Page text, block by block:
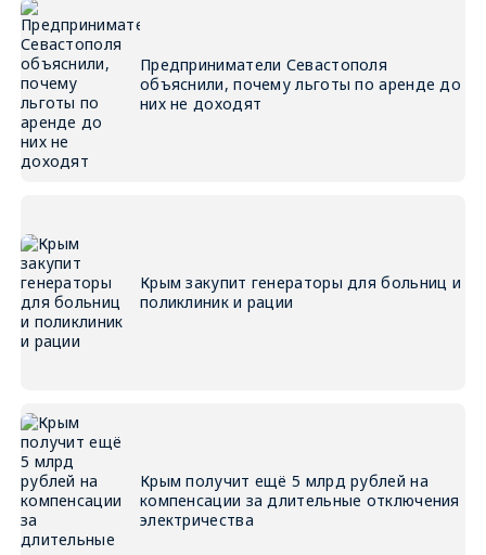
Предприниматели Севастополя
объяснили, почему льготы по аренде до
них не доходят
Крым закупит генераторы для больниц и
поликлиник и рации
Крым получит ещё 5 млрд рублей на
компенсации за длительные отключения
электричества